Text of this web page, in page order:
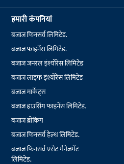
हमारी कंपनियां
बजाज फिनसर्व लिमिटेड.
बजाज फाइनेंस लिमिटेड.
बजाज जनरल इंश्योरेंस लिमिटेड
बजाज लाइफ इंश्योरेंस लिमिटेड
बजाज मार्केट्स
बजाज हाउसिंग फाइनेंस लिमिटेड.
बजाज ब्रोकिंग
बजाज फिनसर्व हेल्थ लिमिटेड.
बजाज फिनसर्व एसेट मैनेजमेंट
लिमिटेड.